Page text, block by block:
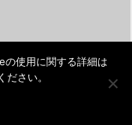
使用に関する詳細は
ださい。